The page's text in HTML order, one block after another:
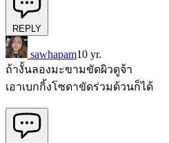
REPLY
sawhapam10 yr.
ถ้างั้นลองมะขามขัดผิวดูจ้า
เอาเบกกิ้งโซดาขัดร่วมด้วนก็ได้